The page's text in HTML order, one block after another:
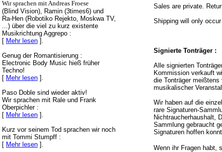
Wir sprachen mit Andreas Froese
(Blind Vision), Ramin (3times6) und
Ra-Hen (Robotiko Rejekto, Moskwa TV,
...) über die viel zu kurz existente
Musikrichtung Aggrepo :
[ Mehr lesen ].
Genug der Romantisierung :
Electronic Body Music hieß früher
Techno!
[ Mehr lesen ].
Paso Doble sind wieder aktiv!
Wir sprachen mit Rale und Frank
Oberpichler :
[ Mehr lesen ].
Kurz vor seinem Tod sprachen wir noch
mit Tommi Stumpff :
[ Mehr lesen ].
Sales are private.
Shipping will only
Signierte Tonträger :
Alle signierten
Kommission verkauft
die Tonträger
musikalischer
Wir haben auf die
rare Signaturen-
Nichtraucherhaushalt,
Sammlung gebraucht
Signaturen hoffen
Wenn ihr Fragen habt,